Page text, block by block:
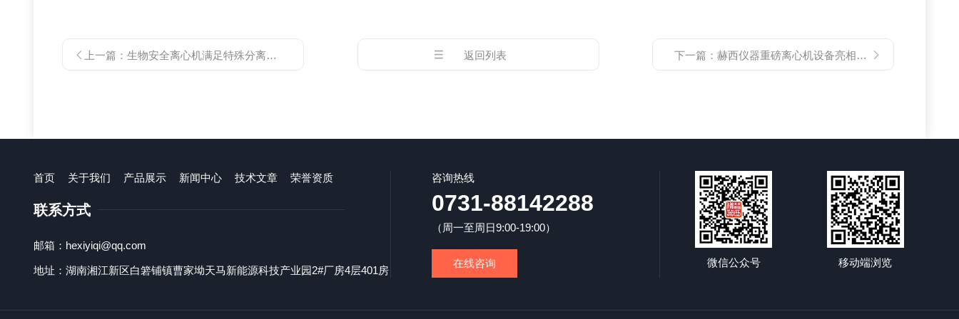
上一篇：生物安全离心机满足特殊分离样品要求 返回列表 下一篇： 赫西仪器重磅离心机设备亮相重庆药机展，备受追捧！
首页 关于我们 产品展示 新闻中心 技术文章 荣誉资质
联系方式
邮箱：hexiyiqi@qq.com
地址：湖南湘江新区白箬铺镇曹家坳天马新能源科技产业园2#厂房4层401房
咨询热线
0731-88142288
（周一至周日9:00-19:00）
在线咨询 微信公众号 移动端浏览